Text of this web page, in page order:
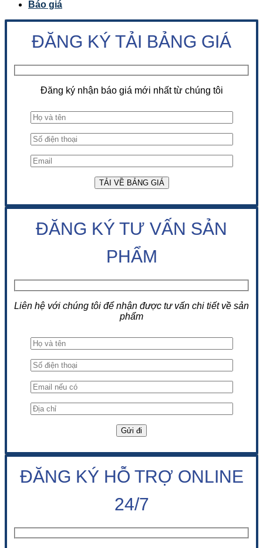
Báo giá
ĐĂNG KÝ TẢI BẢNG GIÁ
Đăng ký nhận báo giá mới nhất từ chúng tôi
ĐĂNG KÝ TƯ VẤN SẢN
PHẨM
Liên hệ với chúng tôi để nhận được tư vấn chi tiết về sản
phẩm
ĐĂNG KÝ HỖ TRỢ ONLINE
24/7